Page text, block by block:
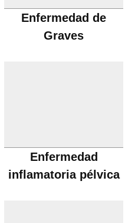
Enfermedad de
Graves
Enfermedad
inflamatoria pélvica